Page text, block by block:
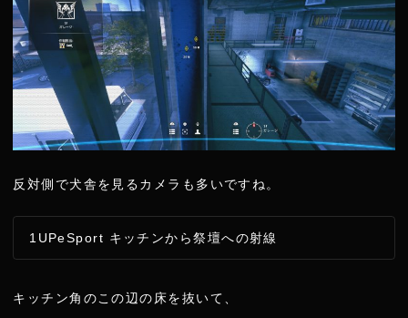
反対側で犬舎を見るカメラも多いですね。
1UPeSport キッチンから祭壇への射線
キッチン角のこの辺の床を抜いて、